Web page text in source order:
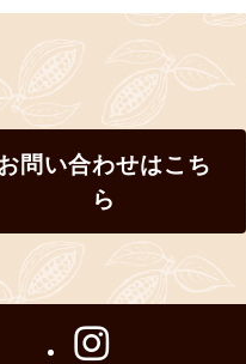
問い合わせはこち
ら